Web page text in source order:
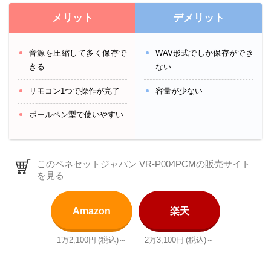
メリット
音源を圧縮して多く保存で
きる
リモコン1つで操作が完了
ボールペン型で使いやすい
デメリット
WAV形式でしか保存ができ
ない
容量が少ない
このベネセットジャパン VR-P004PCMの販売サイト
を見る
Amazon
1万2,100円 (税込)～
楽天
2万3,100円 (税込)～